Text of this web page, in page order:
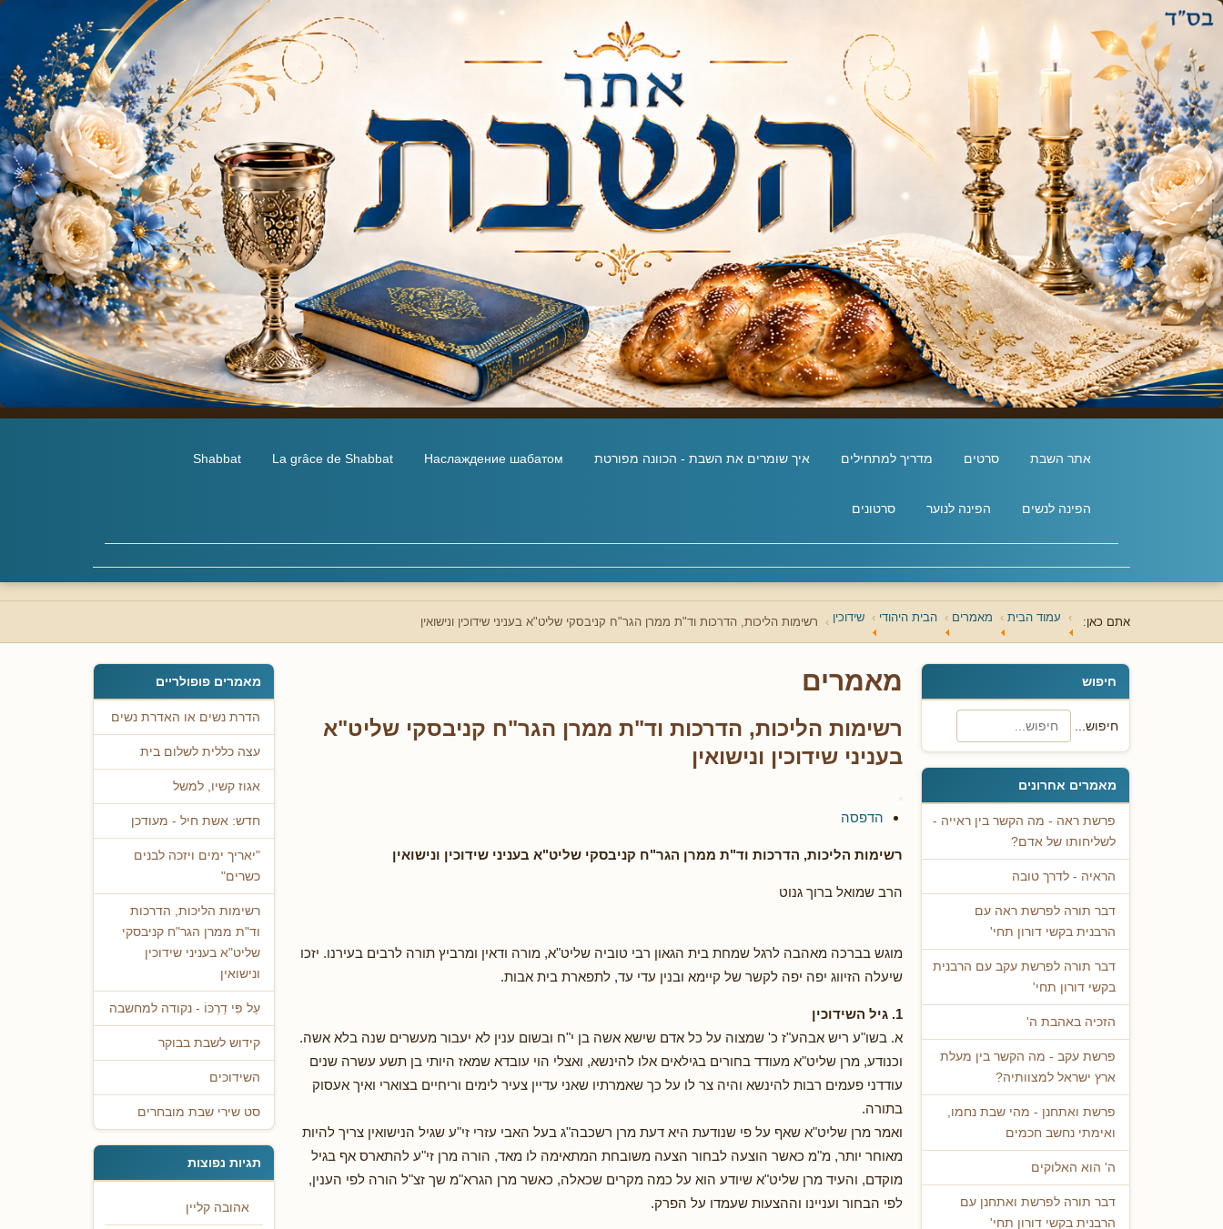
אתר השבת סרטים מדריך למתחילים איך שומרים את השבת - הכוונה מפורטת Наслаждение шабатом
La grâce de Shabbat
Shabbat
הפינה לנשים הפינה לנוער סרטונים
אתם כאן: עמוד הבית מאמרים הבית היהודי שידוכין רשימות הליכות, הדרכות וד"ת ממרן הגר"ח קניבסקי שליט"א בעניני שידוכין ונישואין
חיפוש
חיפוש...
מאמרים אחרונים
פרשת ראה - מה הקשר בין ראייה -
לשליחותו של אדם?
הראיה - לדרך טובה
דבר תורה לפרשת ראה עם
הרבנית בקשי דורון תחי'
דבר תורה לפרשת עקב עם הרבנית
בקשי דורון תחי'
הזכיה באהבת ה'
פרשת עקב - מה הקשר בין מעלת
ארץ ישראל למצוותיה?
פרשת ואתחנן - מהי שבת נחמו,
ואימתי נחשב חכמים
ה' הוא האלוקים
דבר תורה לפרשת ואתחנן עם
הרבנית בקשי דורון תחי'
מאמרים
רשימות הליכות, הדרכות וד"ת ממרן הגר"ח קניבסקי שליט"א
בעניני שידוכין ונישואין
הדפסה
רשימות הליכות, הדרכות וד"ת ממרן הגר"ח קניבסקי שליט"א בעניני שידוכין ונישואין
הרב שמואל ברוך גנוט
מוגש בברכה מאהבה לרגל שמחת בית הגאון רבי טוביה שליט"א, מורה ודאין ומרביץ תורה לרבים בעירנו. יזכו
שיעלה הזיווג יפה יפה לקשר של קיימא ובנין עדי עד, לתפארת בית אבות.
1. גיל השידוכין
א. בשו"ע ריש אבהע"ז כ' שמצוה על כל אדם שישא אשה בן י"ח ובשום ענין לא יעבור מעשרים שנה בלא אשה.
וכנודע, מרן שליט"א מעודד בחורים בגילאים אלו להינשא, ואצלי הוי עובדא שמאז היותי בן תשע עשרה שנים
עודדני פעמים רבות להינשא והיה צר לו על כך שאמרתיו שאני עדיין צעיר לימים וריחיים בצוארי ואיך אעסוק
בתורה.
ואמר מרן שליט"א שאף על פי שנודעת היא דעת מרן רשכבה"ג בעל האבי עזרי זי"ע שגיל הנישואין צריך להיות
מאוחר יותר, מ"מ כאשר הוצעה לבחור הצעה משובחת המתאימה לו מאד, הורה מרן זי"ע להתארס אף בגיל
מוקדם, והעיד מרן שליט"א שיודע הוא על כמה מקרים שכאלה, כאשר מרן הגרא"מ שך זצ"ל הורה לפי הענין,
לפי הבחור ועניינו וההצעות שעמדו על הפרק.
מאמרים פופולריים
הדרת נשים או האדרת נשים
עצה כללית לשלום בית
אגוז קשיו, למשל
חדש: אשת חיל - מעודכן
"יאריך ימים ויזכה לבנים
כשרים"
רשימות הליכות, הדרכות
וד"ת ממרן הגר"ח קניבסקי
שליט"א בעניני שידוכין
ונישואין
עַל פִּי דַרְכּוֹ - נקודה למחשבה
קידוש לשבת בבוקר
השידוכים
סט שירי שבת מובחרים
תגיות נפוצות
אהובה קליין